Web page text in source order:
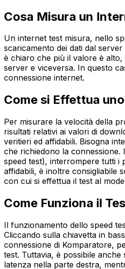
Cosa Misura un
Un internet test misura, nello
scaricamento dei dati dal
è chiaro che più il valore è
server e viceversa. In questo
connessione internet.
Come si Effettua
Per misurare la velocità della
risultati relativi ai valori di
veritieri ed affidabili. Bisogna
che richiedono la
speed test), interrompere tutti i
affidabili, è inoltre consigliabile
con cui si effettua il test al
Come Funziona il
Il funzionamento dello speed
Cliccando sulla chiavetta in
connessione di Komparatore,
test. Tuttavia, è possibile
latenza nella parte destra,